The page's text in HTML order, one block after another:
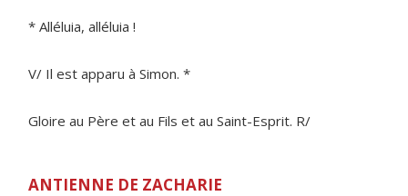
* Alléluia, alléluia !
V/ Il est apparu à Simon. *
Gloire au Père et au Fils et au Saint-Esprit. R/
ANTIENNE DE ZACHARIE